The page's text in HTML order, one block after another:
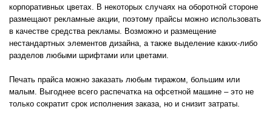
корпоративных цветах. В некоторых случаях на оборотной стороне
размещают рекламные акции, поэтому прайсы можно использовать
в качестве средства рекламы. Возможно и размещение
нестандартных элементов дизайна, а также выделение каких-либо
разделов любыми шрифтами или цветами.
Печать прайса можно заказать любым тиражом, большим или
малым. Выгоднее всего распечатка на офсетной машине – это не
только сократит срок исполнения заказа, но и снизит затраты.